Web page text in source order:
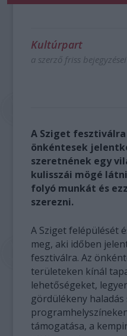
Kultúrpart
a szerző friss bejegyzései
A Sziget
önkéntesek
szeretnének egy
kulisszái mögé
folyó munkát és
szerezni.
A Sziget felépülését
meg, aki időben
fesztiválra. Az
területeken kínál
lehetőségeket,
gördülékeny haladás
támogatása, a